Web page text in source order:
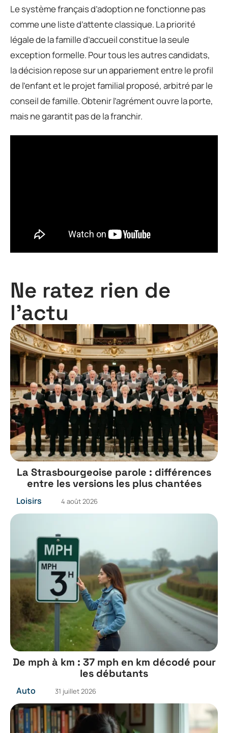
Le système français d’adoption ne fonctionne pas
comme une liste d’attente classique. La priorité
légale de la famille d’accueil constitue la seule
exception formelle. Pour tous les autres candidats,
la décision repose sur un appariement entre le profil
de l’enfant et le projet familial proposé, arbitré par le
conseil de famille. Obtenir l’agrément ouvre la porte,
mais ne garantit pas de la franchir.
Ne ratez rien de
l'actu
La Strasbourgeoise parole : différences
entre les versions les plus chantées
Loisirs 4 août 2026
De mph à km : 37 mph en km décodé pour
les débutants
Auto 31 juillet 2026